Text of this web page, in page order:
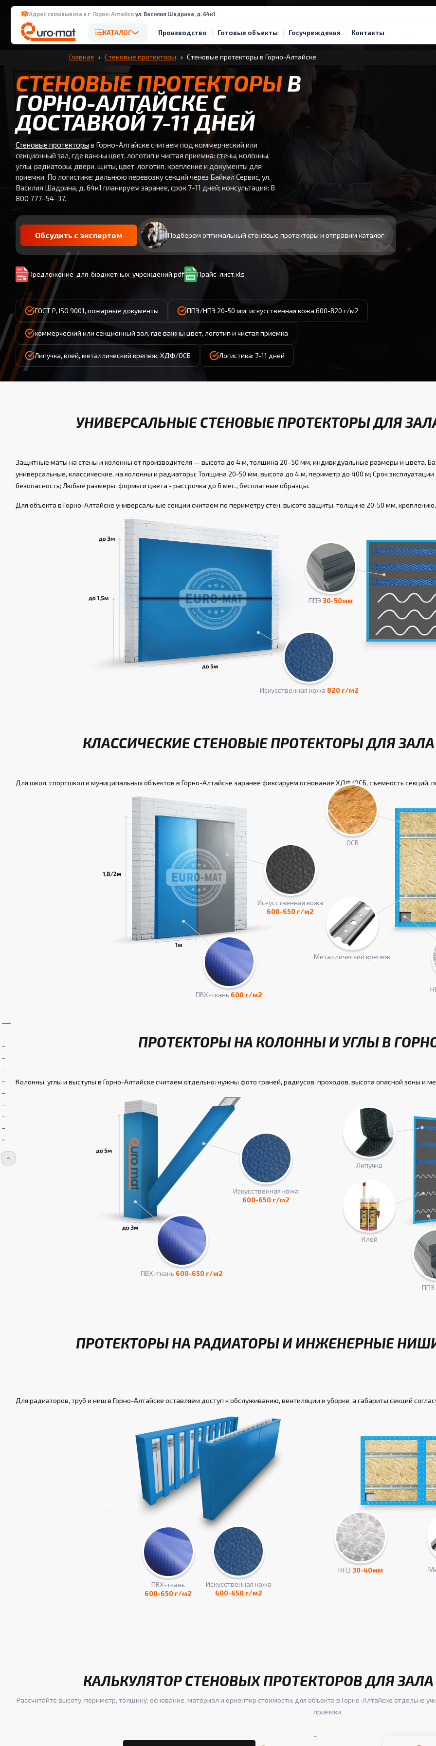
Адрес самовывоза в г. Горно-Алтайск:ул. Василия Шадрина, д. 64к1
КАТАЛОГ Производство Готовые объекты Госучреждения Контакты
Главная Стеновые протекторы Стеновые протекторы в Горно-Алтайске
СТЕНОВЫЕ ПРОТЕКТОРЫ В
ГОРНО-АЛТАЙСКЕ С
ДОСТАВКОЙ 7-11 ДНЕЙ
Стеновые протекторы в Горно-Алтайске считаем под коммерческий или
секционный зал, где важны цвет, логотип и чистая приемка: стены, колонны,
углы, радиаторы, двери, щиты, цвет, логотип, крепление и документы для
приемки. По логистике: дальнюю перевозку секций через Байкал Сервис, ул.
Василия Шадрина, д. 64к1 планируем заранее, срок 7-11 дней; консультация: 8
800 777-54-37.
Обсудить с экспертом Подберем оптимальный стеновые протекторы и отправим каталог
Предложение_для_бюджетных_учреждений.pdf Прайс-лист.xls
ГОСТ Р, ISO 9001, пожарные документы ППЭ/НПЭ 20-50 мм, искусственная кожа 600-820 г/м2
коммерческий или секционный зал, где важны цвет, логотип и чистая приемка
Липучка, клей, металлический крепеж, ХДФ/ОСБ Логистика: 7-11 дней
УНИВЕРСАЛЬНЫЕ СТЕНОВЫЕ ПРОТЕКТОРЫ ДЛЯ
Защитные маты на стены и колонны от производителя — высота до 4 м, толщина 20–50 мм, индивидуальные размеры и цвета.
универсальные, классические, на колонны и радиаторы; Толщина 20-50 мм, высота до 4 м, периметр до 400 м; Срок
безопасность; Любые размеры, формы и цвета - рассрочка до 6 мес., бесплатные образцы.
Для объекта в Горно-Алтайске универсальные секции считаем по периметру стен, высоте защиты, толщине 20-50 мм,
Искусcтвенная кожа 820 г/м2
ППЭ 30-50мм
КЛАССИЧЕСКИЕ СТЕНОВЫЕ ПРОТЕКТОРЫ ДЛЯ
Для школ, спортшкол и муниципальных объектов в Горно-Алтайске заранее фиксируем основание ХДФ/ОСБ, съемность секций,
ПВХ-ткань 600 г/м2
Искусcтвенная кожа
600-650 г/м2
Металлический крепеж
ОСБ
ПРОТЕКТОРЫ НА КОЛОННЫ И УГЛЫ В
Колонны, углы и выступы в Горно-Алтайске считаем отдельно: нужны фото граней, радиусов, проходов, высота опасной зоны и
ПВХ-ткань 600-650 г/м2
Искусcтвенная кожа
600-650 г/м2
ППЭ
Клей
Липучка
ПРОТЕКТОРЫ НА РАДИАТОРЫ И ИНЖЕНЕРНЫЕ
Для радиаторов, труб и ниш в Горно-Алтайске оставляем доступ к обслуживанию, вентиляции и уборке, а габариты секций
ПВХ-ткань
600-650 г/м2
Искусcтвенная кожа
600-650 г/м2
НПЭ 30-40мм
КАЛЬКУЛЯТОР СТЕНОВЫХ ПРОТЕКТОРОВ ДЛЯ
Рассчитайте высоту, периметр, толщину, основание, материал и ориентир стоимости; для объекта в Горно-Алтайске отдельно
приемки
-